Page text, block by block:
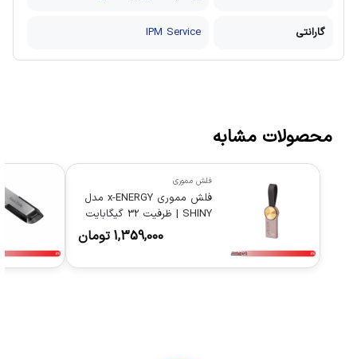
گارانتی IPM Service
محصولات مشابه
فلش مموری
فلش مموری x-ENERGY مدل
SHINY | ظرفیت 32 گیگابایت
1,359,000 تومان